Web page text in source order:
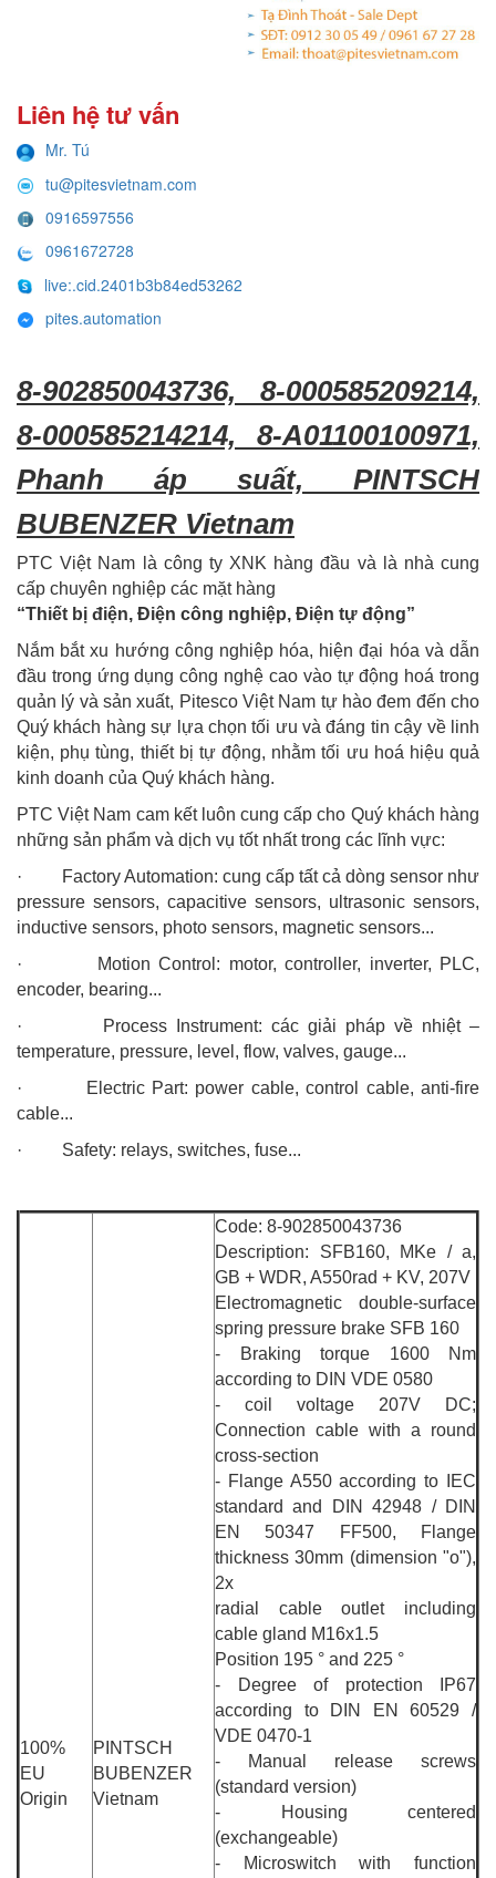
Liên hệ tư vấn
Mr. Tú
tu@pitesvietnam.com
0916597556
0961672728
live:.cid.2401b3b84ed53262
pites.automation
8-902850043736, 8-000585209214,
8-000585214214, 8-A01100100971,
Phanh áp suất, PINTSCH
BUBENZER Vietnam
PTC Việt Nam là công ty XNK hàng đầu và là nhà cung
cấp chuyên nghiệp các mặt hàng
“Thiết bị điện, Điện công nghiệp, Điện tự động”
Nắm bắt xu hướng công nghiệp hóa, hiện đại hóa và dẫn
đầu trong ứng dụng công nghệ cao vào tự động hoá trong
quản lý và sản xuất, Pitesco Việt Nam tự hào đem đến cho
Quý khách hàng sự lựa chọn tối ưu và đáng tin cậy về linh
kiện, phụ tùng, thiết bị tự động, nhằm tối ưu hoá hiệu quả
kinh doanh của Quý khách hàng.
PTC Việt Nam cam kết luôn cung cấp cho Quý khách hàng
những sản phẩm và dịch vụ tốt nhất trong các lĩnh vực:
· Factory Automation: cung cấp tất cả dòng sensor như
pressure sensors, capacitive sensors, ultrasonic sensors,
inductive sensors, photo sensors, magnetic sensors...
· Motion Control: motor, controller, inverter, PLC,
encoder, bearing...
· Process Instrument: các giải pháp về nhiệt –
temperature, pressure, level, flow, valves, gauge...
· Electric Part: power cable, control cable, anti-fire
cable...
· Safety: relays, switches, fuse...
100%
EU
Origin
PINTSCH
BUBENZER
Vietnam
Code: 8-902850043736
Description: SFB160, MKe / a,
GB + WDR, A550rad + KV, 207V
Electromagnetic double-surface
spring pressure brake SFB 160
- Braking torque 1600 Nm
according to DIN VDE 0580
- coil voltage 207V DC;
Connection cable with a round
cross-section
- Flange A550 according to IEC
standard and DIN 42948 / DIN
EN 50347 FF500, Flange
thickness 30mm (dimension "o"),
2x
radial cable outlet including
cable gland M16x1.5
Position 195 ° and 225 °
- Degree of protection IP67
according to DIN EN 60529 /
VDE 0470-1
- Manual release screws
(standard version)
- Housing centered
(exchangeable)
- Microswitch with function